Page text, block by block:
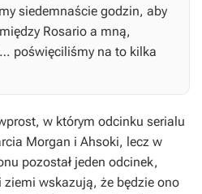
siedemnaście godzin, aby
Rosario a mną,
poświęciliśmy na to kilka
w którym odcinku serialu
Morgan i Ahsoki, lecz w
pozostał jeden odcinek,
wskazują, że będzie ono